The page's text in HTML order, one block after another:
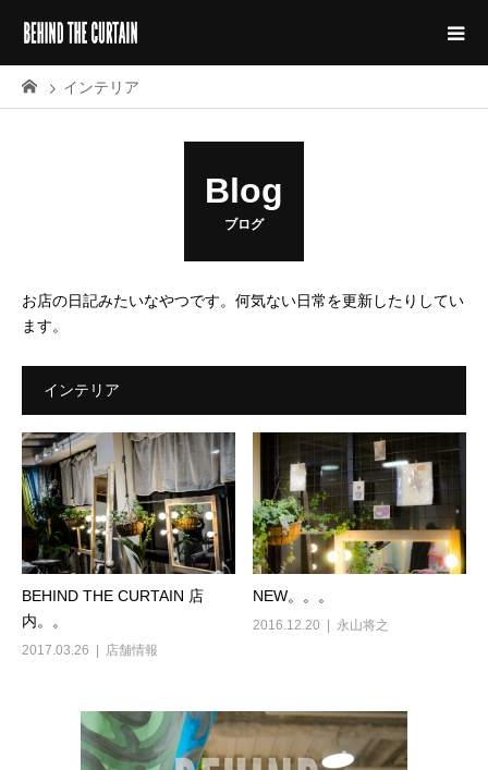
インテリア
Blog
ブログ
お店の日記みたいなやつです。何気ない日常を更新したりしてい
ます。
インテリア
BEHIND THE CURTAIN 店
内。。
2017.03.26 店舗情報
NEW。。。
2016.12.20 永山将之